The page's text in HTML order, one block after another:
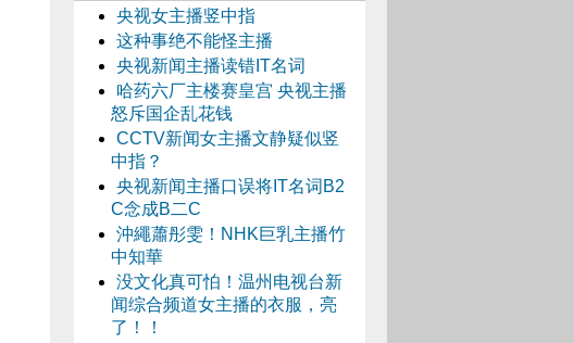
央视女主播竖中指
这种事绝不能怪主播
央视新闻主播读错IT名词
哈药六厂主楼赛皇宫 央视主播
怒斥国企乱花钱
CCTV新闻女主播文静疑似竖
中指？
央视新闻主播口误将IT名词B2
C念成B二C
沖繩蕭彤雯！NHK巨乳主播竹
中知華
没文化真可怕！温州电视台新
闻综合频道女主播的衣服，亮
了！！